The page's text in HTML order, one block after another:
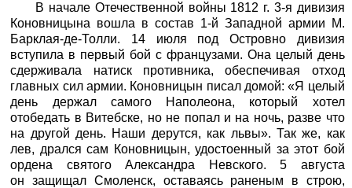
В начале Отечественной войны 1812 г. 3-я дивизия
Коновницына вошла в состав 1-й Западной армии М.
Барклая-де-Толли. 14 июля под Островно дивизия
вступила в первый бой с французами. Она целый день
сдерживала натиск противника, обеспечивая отход
главных сил армии. Коновницын писал домой: «Я целый
день держал самого Наполеона, который хотел
отобедать в Витебске, но не попал и на ночь, разве что
на другой день. Наши дерутся, как львы». Так же, как
лев, дрался сам Коновницын, удостоенный за этот бой
ордена святого Александра Невского. 5 августа
он защищал Смоленск, оставаясь раненым в строю,